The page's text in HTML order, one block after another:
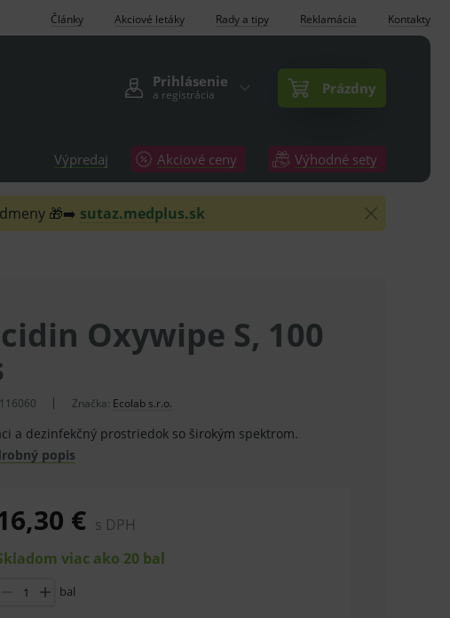
Články Akciové letáky Rady a tipy Reklamácia Kontakty
Prihlásenie
a registrácia Prázdny
Výpredaj Akciové ceny Výhodné sety
🎁➡️ sutaz.medplus.sk
Oxywipe S, 100
Značka: Ecolab s.r.o.
a dezinfekčný prostriedok so širokým spektrom.
popis
€ s DPH
viac ako 20 bal
bal